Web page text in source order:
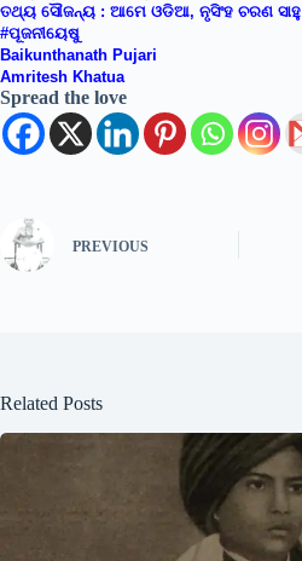
ତଥ୍ୟ ସୌଜନ୍ୟ : ଆମେ ଓଡିଆ, ନୃସିଂହ ଚରଣ ସାହୁ
#ପୂଜନୀୟେଷୁ
Baikunthanath Pujari
Amritesh Khatua
Spread the love
PREVIOUS
Related Posts